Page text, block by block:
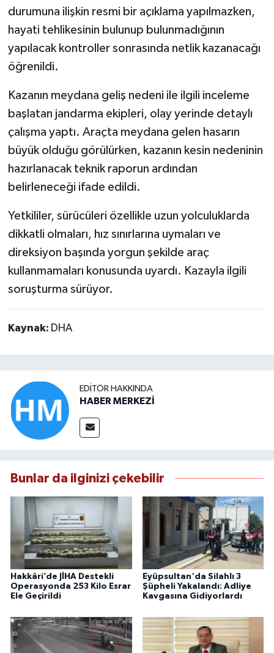
durumuna ilişkin resmi bir açıklama yapılmazken,
hayati tehlikesinin bulunup bulunmadığının
yapılacak kontroller sonrasında netlik kazanacağı
öğrenildi.
Kazanın meydana geliş nedeni ile ilgili inceleme
başlatan jandarma ekipleri, olay yerinde detaylı
çalışma yaptı. Araçta meydana gelen hasarın
büyük olduğu görülürken, kazanın kesin nedeninin
hazırlanacak teknik raporun ardından
belirleneceği ifade edildi.
Yetkililer, sürücüleri özellikle uzun yolculuklarda
dikkatli olmaları, hız sınırlarına uymaları ve
direksiyon başında yorgun şekilde araç
kullanmamaları konusunda uyardı. Kazayla ilgili
soruşturma sürüyor.
Kaynak: DHA
EDITÖR HAKKINDA
HABER MERKEZİ
Bunlar da ilginizi çekebilir
Hakkâri’de JİHA Destekli
Operasyonda 253 Kilo Esrar
Ele Geçirildi
Eyüpsultan'da Silahlı 3
Şüpheli Yakalandı: Adliye
Kavgasına Gidiyorlardı